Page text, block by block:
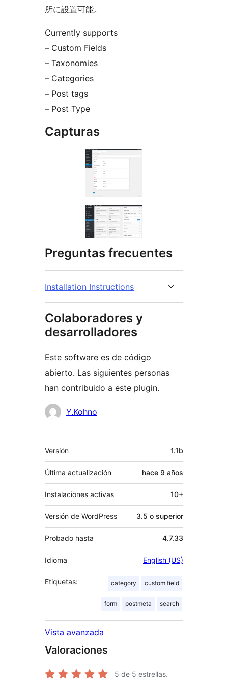
所に設置可能。
Currently supports
– Custom Fields
– Taxonomies
– Categories
– Post tags
– Post Type
Capturas
Preguntas frecuentes
Installation Instructions
Colaboradores y
desarrolladores
Este software es de código
abierto. Las siguientes personas
han contribuido a este plugin.
Colaboradores
Y.Kohno
Meta
Versión 1.1b
Última actualización hace 9 años
Instalaciones activas 10+
Versión de WordPress 3.5 o superior
Probado hasta 4.7.33
Idioma English (US)
Etiquetas: category custom field
form postmeta search
Vista avanzada
Valoraciones
5 de 5 estrellas.